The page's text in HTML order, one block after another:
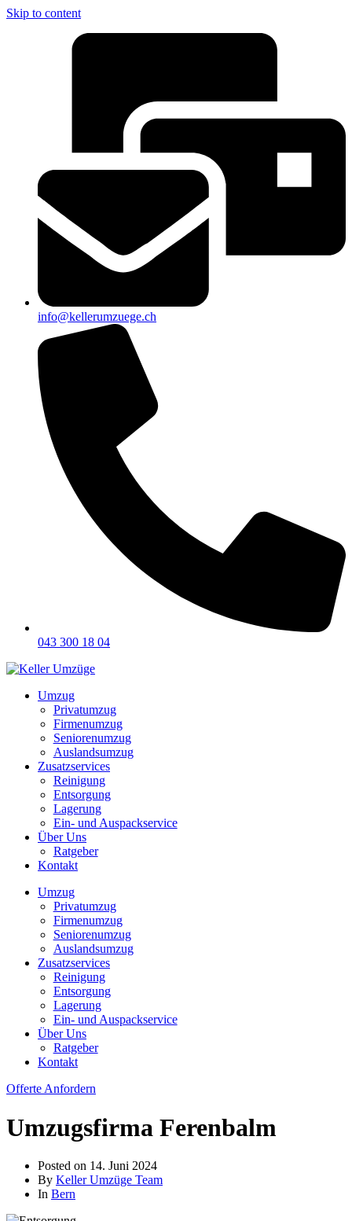
Skip to content
info@kellerumzuege.ch
043 300 18 04
Umzug
Privatumzug
Firmenumzug
Seniorenumzug
Auslandsumzug
Zusatzservices
Reinigung
Entsorgung
Lagerung
Ein- und Auspackservice
Über Uns
Ratgeber
Kontakt
Umzug
Privatumzug
Firmenumzug
Seniorenumzug
Auslandsumzug
Zusatzservices
Reinigung
Entsorgung
Lagerung
Ein- und Auspackservice
Über Uns
Ratgeber
Kontakt
Offerte Anfordern
Umzugsfirma Ferenbalm
Posted on 14. Juni 2024
By Keller Umzüge Team
In Bern